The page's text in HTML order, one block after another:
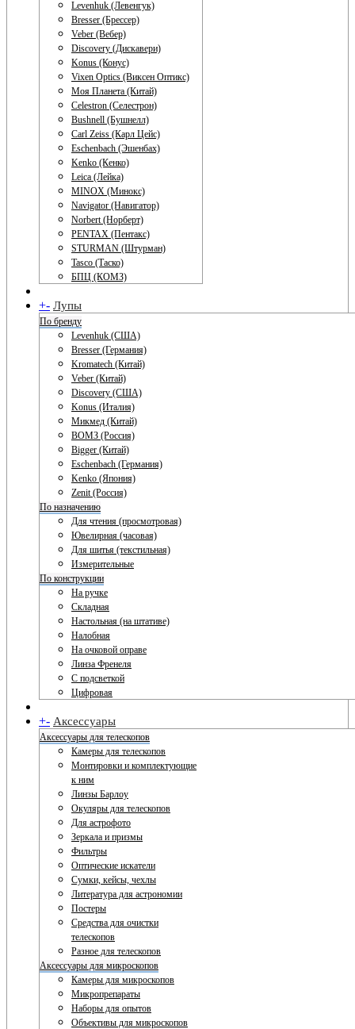
Levenhuk (Левенгук)
Bresser (Брессер)
Veber (Вебер)
Discovery (Дискавери)
Konus (Конус)
Vixen Optics (Виксен Оптикс)
Моя Планета (Китай)
Celestron (Селестрон)
Bushnell (Бушнелл)
Carl Zeiss (Карл Цейс)
Eschenbach (Эшенбах)
Kenko (Кенко)
Leica (Лейка)
MINOX (Минокс)
Navigator (Навигатор)
Norbert (Норберт)
PENTAX (Пентакс)
STURMAN (Штурман)
Tasco (Таско)
БПЦ (КОМЗ)
+- Лупы
По бренду
Levenhuk (США)
Bresser (Германия)
Kromatech (Китай)
Veber (Китай)
Discovery (США)
Konus (Италия)
Микмед (Китай)
ВОМЗ (Россия)
Bigger (Китай)
Eschenbach (Германия)
Kenko (Япония)
Zenit (Россия)
По назначению
Для чтения (просмотровая)
Ювелирная (часовая)
Для шитья (текстильная)
Измерительные
По конструкции
На ручке
Складная
Настольная (на штативе)
Налобная
На очковой оправе
Линза Френеля
С подсветкой
Цифровая
+- Аксессуары
Аксессуары для телескопов
Камеры для телескопов
Монтировки и комплектующие
к ним
Линзы Барлоу
Окуляры для телескопов
Для астрофото
Зеркала и призмы
Фильтры
Оптические искатели
Сумки, кейсы, чехлы
Литература для астрономии
Постеры
Средства для очистки
телескопов
Разное для телескопов
Аксессуары для микроскопов
Камеры для микроскопов
Микропрепараты
Наборы для опытов
Объективы для микроскопов